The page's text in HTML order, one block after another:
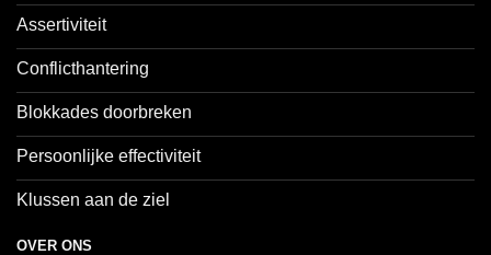
Assertiviteit
Conflicthantering
Blokkades doorbreken
Persoonlijke effectiviteit
Klussen aan de ziel
OVER ONS